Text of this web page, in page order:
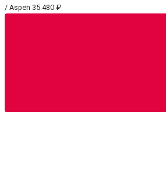
/ Aspen 35 480 ₽